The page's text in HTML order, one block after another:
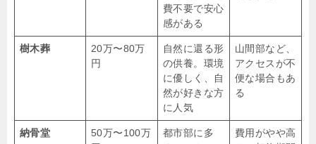
費不要で安心
感がある
樹木葬
20万〜80万
円
自然に還る形
の供養。環境
に優しく、自
然が好きな方
に人気
山間部など、
アクセスが不
便な場合もあ
る
納骨堂
50万〜100万
都市部に多
費用がやや高